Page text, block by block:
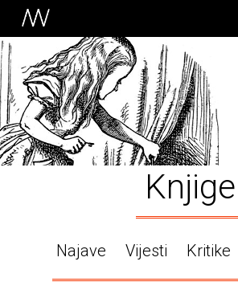
Knjige
Najave Vijesti Kritike